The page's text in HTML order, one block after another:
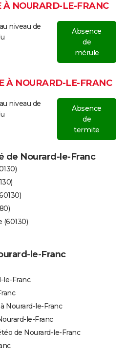
À NOURARD-LE-FRANC
niveau de
Absence
de
mérule
À NOURARD-LE-FRANC
niveau de
Absence
de
termite
de Nourard-le-Franc
(60130)
le-Franc
le-Franc
Nourard-le-Franc
le-Franc
de Nourard-le-Franc